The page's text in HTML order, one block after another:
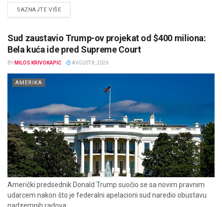
SAZNAJTE VIŠEDETAILS
Sud zaustavio Trump-ov projekat od $400 miliona:
Bela kuća ide pred Supreme Court
BY MILOS KRIVOKAPIĆ AVGUST 8, 2026
AMERIKA
Američki predsednik Donald Trump suočio se sa novim pravnim
udarcem nakon što je federalni apelacioni sud naredio obustavu